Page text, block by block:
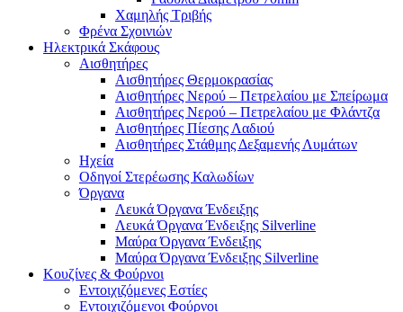
Χαμηλής Τριβής
Φρένα Σχοινιών
Ηλεκτρικά Σκάφους
Αισθητήρες
Αισθητήρες Θερμοκρασίας
Αισθητήρες Νερού – Πετρελαίου με Σπείρωμα
Αισθητήρες Νερού – Πετρελαίου με Φλάντζα
Αισθητήρες Πίεσης Λαδιού
Αισθητήρες Στάθμης Δεξαμενής Λυμάτων
Ηχεία
Οδηγοί Στερέωσης Καλωδίων
Όργανα
Λευκά Όργανα Ένδειξης
Λευκά Όργανα Ένδειξης Silverline
Μαύρα Όργανα Ένδειξης
Μαύρα Όργανα Ένδειξης Silverline
Κουζίνες & Φούρνοι
Εντοιχιζόμενες Εστίες
Εντοιχιζόμενοι Φούρνοι